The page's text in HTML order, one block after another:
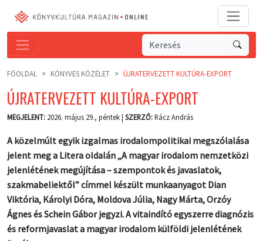
FŐOLDAL KÖNYVES KÖZÉLET ÚJRATERVEZETT KULTÚRA-EXPORT
ÚJRATERVEZETT KULTÚRA-EXPORT
MEGJELENT: 2026. május 29., péntek | SZERZŐ:Rácz András
A közelmúlt egyik izgalmas irodalompolitikai megszólalása
jelent meg a Litera oldalán „A magyar irodalom nemzetközi
jelenlétének megújítása – szempontok és javaslatok,
szakmabeliektől” címmel készült munkaanyagot Dian
Viktória, Károlyi Dóra, Moldova Júlia, Nagy Márta, Orzóy
Ágnes és Schein Gábor jegyzi. A vitaindító egyszerre diagnózis
és reformjavaslat a magyar irodalom külföldi jelenlétének